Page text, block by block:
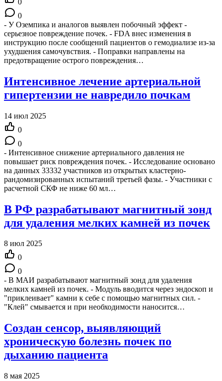
0
- У Оземпика и аналогов выявлен побочный эффект -
серьезное повреждение почек. - FDA внес изменения в
инструкцию после сообщений пациентов о гемодиализе из-за
ухудшения самочувствия. - Поправки направлены на
предотвращение острого повреждения…
Интенсивное лечение артериальной
гипертензии не навредило почкам
14 июл 2025
0
0
- Интенсивное снижение артериального давления не
повышает риск повреждения почек. - Исследование основано
на данных 33332 участников из открытых кластерно-
рандомизированных испытаний третьей фазы. - Участники с
расчетной СКФ не ниже 60 мл…
В РФ разрабатывают магнитный зонд
для удаления мелких камней из почек
8 июл 2025
0
0
- В МАИ разрабатывают магнитный зонд для удаления
мелких камней из почек. - Модуль вводится через эндоскоп и
"приклеивает" камни к себе с помощью магнитных сил. -
"Клей" смывается и при необходимости наносится…
Создан сенсор, выявляющий
хроническую болезнь почек по
дыханию пациента
8 мая 2025